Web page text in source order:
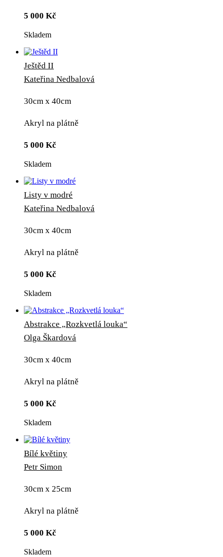
5 000 Kč
Skladem
Ještěd II
Kateřina Nedbalová
30cm x 40cm
Akryl na plátně
5 000 Kč
Skladem
Listy v modré
Kateřina Nedbalová
30cm x 40cm
Akryl na plátně
5 000 Kč
Skladem
Abstrakce „Rozkvetlá louka“
Olga Škardová
30cm x 40cm
Akryl na plátně
5 000 Kč
Skladem
Bílé květiny
Petr Simon
30cm x 25cm
Akryl na plátně
5 000 Kč
Skladem